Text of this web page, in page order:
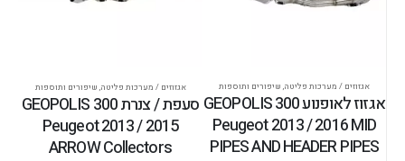
אגזוזים / מערכות פליטה, שיפורים ותוספות
אגזוז לאופנוע GEOPOLIS 300
Peugeot 2013 / 2016 MID
PIPES AND HEADER PIPES
אגזוזים / מערכות פליטה, שיפורים ותוספות
סעפת / צנרת GEOPOLIS 300
Peugeot 2013 / 2015
ARROW Collectors